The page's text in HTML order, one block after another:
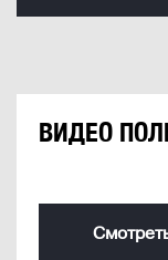
ВИДЕО